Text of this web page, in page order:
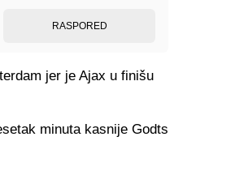
RASPORED
jer je Ajax u finišu
minuta kasnije Godts